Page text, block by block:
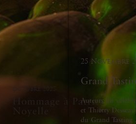
octobre 2025
Hommage à Patrice
Noyelle
25 Novembre
Grand
Auteurs du
et Thierry
du Grand Tasting